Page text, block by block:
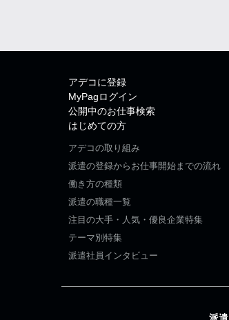
アデコに登録
MyPagログイン
公開中のお仕事検索
はじめての方
アデコの取り組み
派遣の登録からお仕事開始までの流れ
働き方の種類
派遣の職種一覧
注目の大手・人気・優良企業特集
テーマ別特集
派遣社員インタビュー